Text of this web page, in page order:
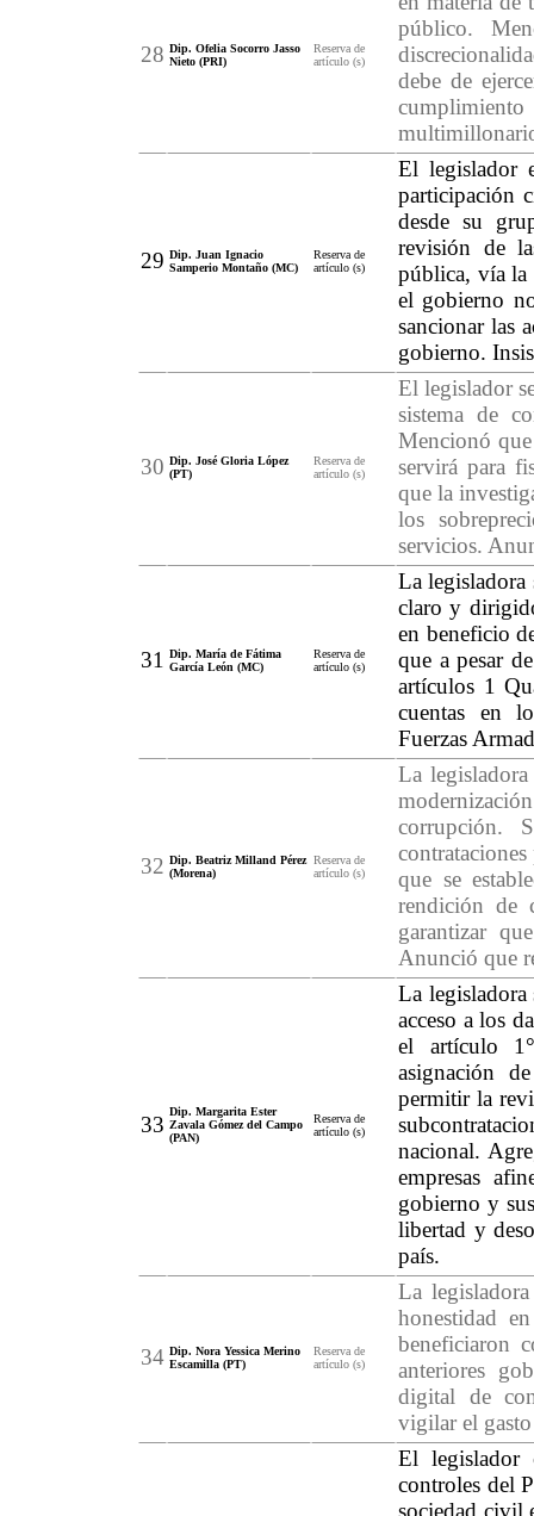
28 Dip. Ofelia Socorro Jasso
Nieto (PRI)
Reserva de
artículo (s)
público.
debe de
cumplimiento
29 Dip. Juan Ignacio
Samperio Montaño (MC)
Reserva de
artículo (s)
El legislador
participación
desde su
revisión de
pública, vía la
el gobierno
sancionar las
gobierno.
30 Dip. José Gloria López
(PT)
Reserva de
artículo (s)
El legislador
sistema de
Mencionó
servirá para
que la
los
servicios.
31
Dip. María de Fátima
García León (MC)
Reserva de
artículo (s)
La legisladora
claro y
en beneficio
que a pesar
artículos 1
cuentas en
Fuerzas
32 Dip. Beatriz Milland Pérez
(Morena)
Reserva de
artículo (s)
La
corrupción.
que se
rendición de
garantizar
Anunció que
33
Dip. Margarita Ester
Zavala Gómez del Campo
(PAN)
Reserva de
artículo (s)
La legisladora
acceso a los
el artículo
asignación
permitir la
nacional.
empresas
gobierno y
libertad y
país.
34 Dip. Nora Yessica Merino
Escamilla (PT)
Reserva de
artículo (s)
La
honestidad
beneficiaron
anteriores
digital de
vigilar el
El legislador
controles del
sociedad civil